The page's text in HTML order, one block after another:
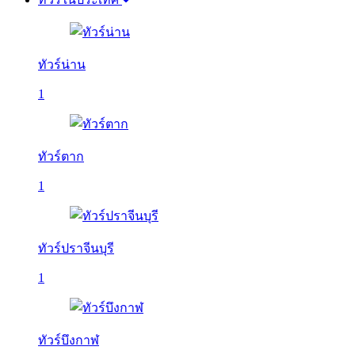
ทัวร์น่าน
1
ทัวร์ตาก
1
ทัวร์ปราจีนบุรี
1
ทัวร์บึงกาฬ